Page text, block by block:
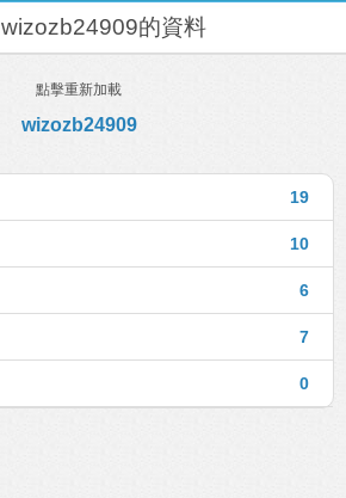
wizozb24909的資料
點擊重新加載
wizozb24909
19
10
6
7
0